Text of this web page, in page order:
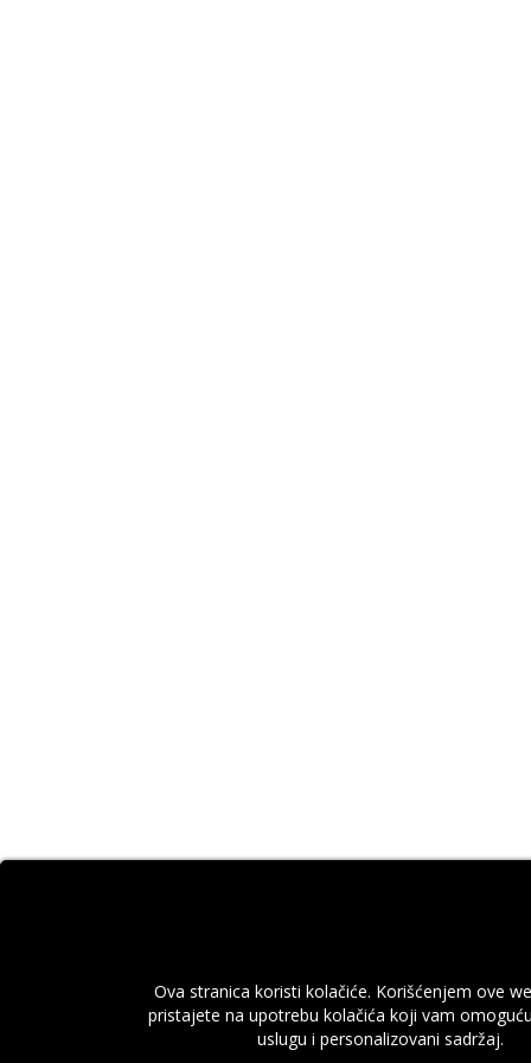
Ova stranica koristi kolačiće. Korišćenjem ove
pristajete na upotrebu kolačića koji vam
uslugu i personalizovani sadržaj.